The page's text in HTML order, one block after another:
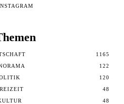
1165
122
120
48
48